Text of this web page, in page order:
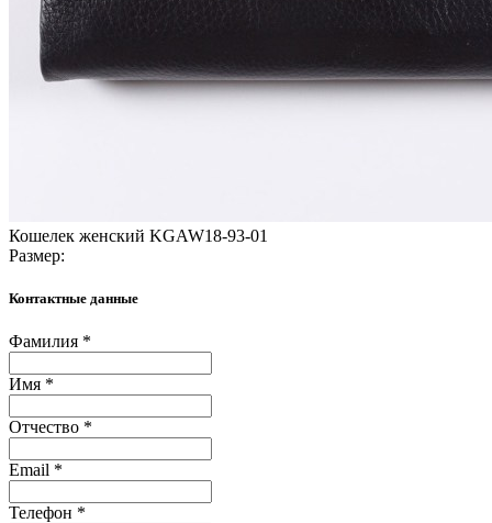
Кошелек женский KGAW18-93-01
Размер:
Контактные данные
Фамилия *
Имя *
Отчество *
Email *
Телефон *